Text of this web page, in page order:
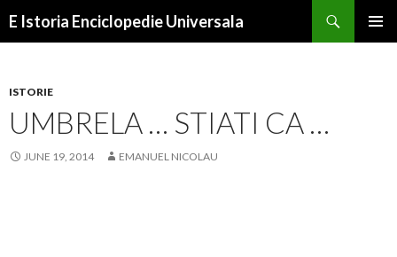
E Istoria Enciclopedie Universala
ISTORIE
UMBRELA … STIATI CA …
JUNE 19, 2014 EMANUEL NICOLAU